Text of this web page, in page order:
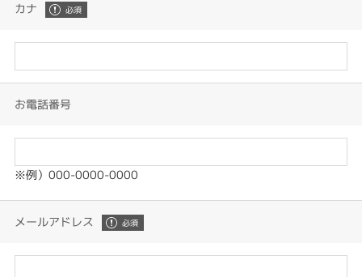
カナ
お電話番号
※例）000-0000-0000
メールアドレス